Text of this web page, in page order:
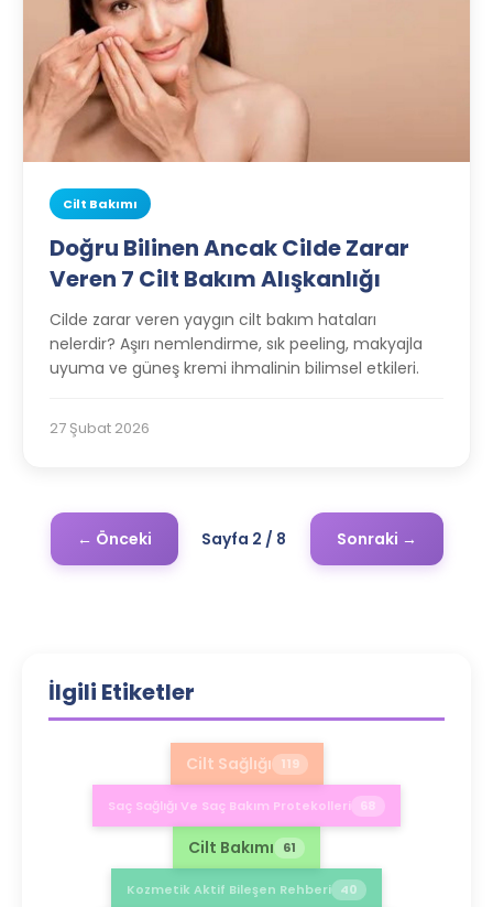
Cilt Bakımı
Doğru Bilinen Ancak Cilde Zarar
Veren 7 Cilt Bakım Alışkanlığı
Cilde zarar veren yaygın cilt bakım hataları
nelerdir? Aşırı nemlendirme, sık peeling, makyajla
uyuma ve güneş kremi ihmalinin bilimsel etkileri.
27 Şubat 2026
← Önceki Sayfa 2 / 8 Sonraki →
İlgili Etiketler
Cilt Sağlığı 119
Saç Sağlığı Ve Saç Bakım Protekolleri 68
Cilt Bakımı 61
Kozmetik Aktif Bileşen Rehberi 40